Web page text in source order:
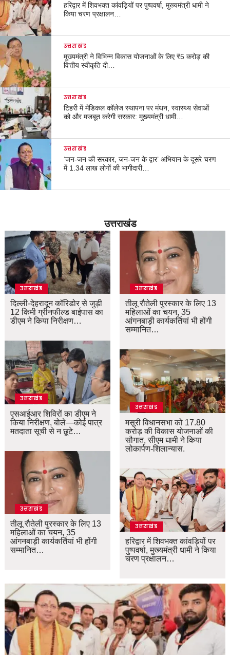
हरिद्वार में शिवभक्त कांवड़ियों पर पुष्पवर्षा, मुख्यमंत्री धामी ने
किया चरण प्रक्षालन…
उत्तराखंड
मुख्यमंत्री ने विभिन्न विकास योजनाओं के लिए ₹5 करोड़ की
वित्तीय स्वीकृति दी…
उत्तराखंड
टिहरी में मेडिकल कॉलेज स्थापना पर मंथन, स्वास्थ्य सेवाओं
को और मजबूत करेगी सरकार: मुख्यमंत्री धामी…
उत्तराखंड
‘जन-जन की सरकार, जन-जन के द्वार’ अभियान के दूसरे चरण
में 1.34 लाख लोगों की भागीदारी…
उत्तराखंड
उत्तराखंड
दिल्ली-देहरादून कॉरिडोर से जुड़ी
12 किमी ग्रीनफील्ड बाईपास का
डीएम ने किया निरीक्षण…
उत्तराखंड
एसआईआर शिविरों का डीएम ने
किया निरीक्षण, बोले—कोई पात्र
मतदाता सूची से न छूटे…
उत्तराखंड
तीलू रौतेली पुरस्कार के लिए 13
महिलाओं का चयन, 35
आंगनबाड़ी कार्यकर्तियां भी होंगी
सम्मानित…
उत्तराखंड
तीलू रौतेली पुरस्कार के लिए 13
महिलाओं का चयन, 35
आंगनबाड़ी कार्यकर्तियां भी होंगी
सम्मानित…
उत्तराखंड
मसूरी विधानसभा को 17.80
करोड़ की विकास योजनाओं की
सौगात, सीएम धामी ने किया
लोकार्पण-शिलान्यास.
उत्तराखंड
हरिद्वार में शिवभक्त कांवड़ियों पर
पुष्पवर्षा, मुख्यमंत्री धामी ने किया
चरण प्रक्षालन…